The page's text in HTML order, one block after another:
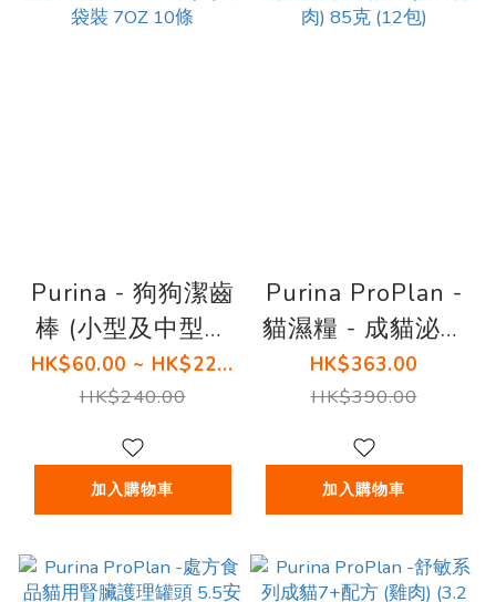
Purina - 狗狗潔齒
棒 (小型及中型犬
20-40磅) 專用 袋
裝 7OZ 10條
HK$60.00 ~ HK$22...
HK$240.00
加入購物車
Purina ProPlan -
貓濕糧 - 成貓泌尿
健康配方 (醬汁雞
肉) 85克 (12包)
HK$363.00
HK$390.00
加入購物車